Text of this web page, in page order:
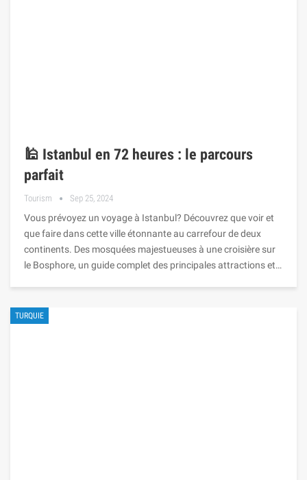
🕌 Istanbul en 72 heures : le parcours
parfait
Tourism Sep 25, 2024
Vous prévoyez un voyage à Istanbul? Découvrez que voir et
que faire dans cette ville étonnante au carrefour de deux
continents. Des mosquées majestueuses à une croisière sur
le Bosphore, un guide complet des principales attractions et…
TURQUIE